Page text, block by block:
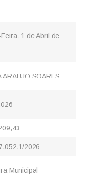
1 de Abril de
ARAUJO SOARES
2026
Municipal